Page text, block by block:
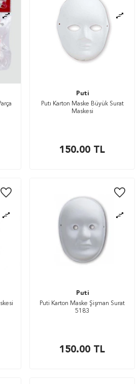
Puti
Putı Karton Maske Büyük Surat
Maskesi
150.00 TL
Puti
Puti Karton Maske Şişman Surat
5183
150.00 TL